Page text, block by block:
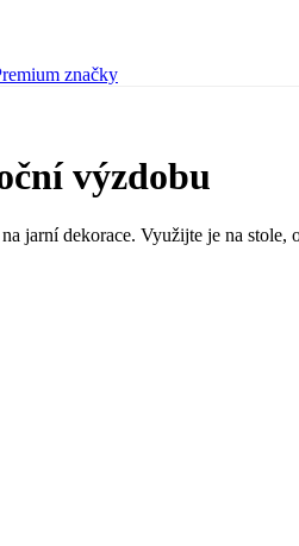
značky
výzdobu
jarní dekorace. Využijte je na stole,